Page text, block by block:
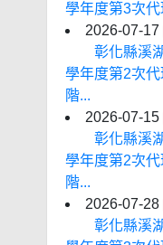
學年度第3次
2026-07-17
彰化縣溪
學年度第2次
階...
2026-07-15
彰化縣溪
學年度第2次
階...
2026-07-28
彰化縣溪